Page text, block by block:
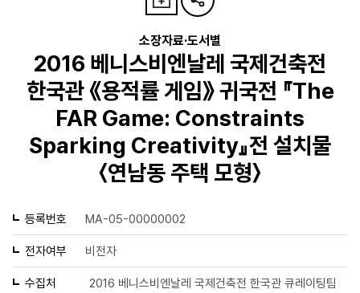
소장자료·도서별
2016 베니스비엔날레 국제건축전
한국관 《용적률 게임》 귀국전 『The
FAR Game: Constraints
Sparking Creativity』전 설치물
〈연남동 주택 모형〉
등록번호 MA-05-00000002
전자여부 비전자
수집처 2016 베니스비엔날레 국제건축전 한국관 큐레이팅팀